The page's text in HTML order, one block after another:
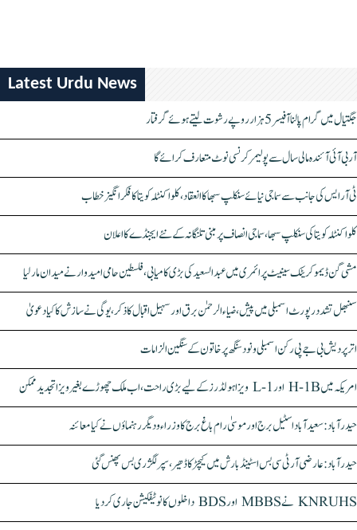
Latest Urdu News
جگتیال میں گرام پالنا آفیسر 5 ہزار روپے رشوت لیتے ہوئے گرفتار
آر بی آئی آئندہ مالی سال سے پولیمر کرنسی نوٹ متعارف کرائے گا
ٹی آر ایس کی جانب سے سماجی نیائے سنکلپ سبھا کا انعقاد، کلواکنٹلہ کویتا کا فکر انگیز خطاب
کلواکنٹلہ کویتا کی سنکلپ سبھا، سماجی انصاف پر مبنی تلنگانہ کے نئے ایجنڈے کا اعلان
مشی گن ڈیموکریٹک سینیٹ پرائمری میں عبدالسعید کی بڑی کامیابی، فلسطین حامی امیدوار نے میدان مار لیا
سنبھل تشدد رپورٹ اسمبلی میں پیش، ضیاء الرحمٰن برق اور سہیل اقبال کا ذکر، یوگی نے سازش کا کیا دعویٰ
اتر پردیش بی جے پی رکن اسمبلی ونود سنگھ پر خاتون کے سنگین الزامات
امریکہ میں H-1B اور L-1 ویزا ہولڈرز کے لیے بڑی راحت، اب ملک چھوڑے بغیر ویزا تجدید ممکن
حیدرآباد: سعیدآباد اسٹیل برج اور موسیٰ رام باغ برج کا وزراء و دیگر رہنماؤں نے کیا معائنہ
حیدرآباد: عارضی آر ٹی سی بس اسٹینڈ بارش میں کیچڑ کا ڈھیر، سپر لگژری بس پھنس گئی
KNRUHS نے MBBS اور BDS داخلوں کا نوٹیفکیشن جاری کر دیا